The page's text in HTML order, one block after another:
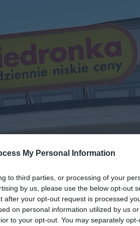
My Personal Information
to third parties, or processing of your
by us, please use the below opt-out
after your opt-out request is processed
on personal information utilized by us
to your opt-out. You may separately
TANIEJ PRZY
promocją „50% taniej przy zakupie